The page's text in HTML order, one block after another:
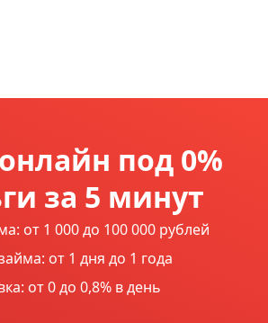
возможно, проблемы
усиленной
под 0%
за 5 минут
от 1 000 до 100 000 рублей
от 1 дня до 1 года
от 0 до 0,8% в день